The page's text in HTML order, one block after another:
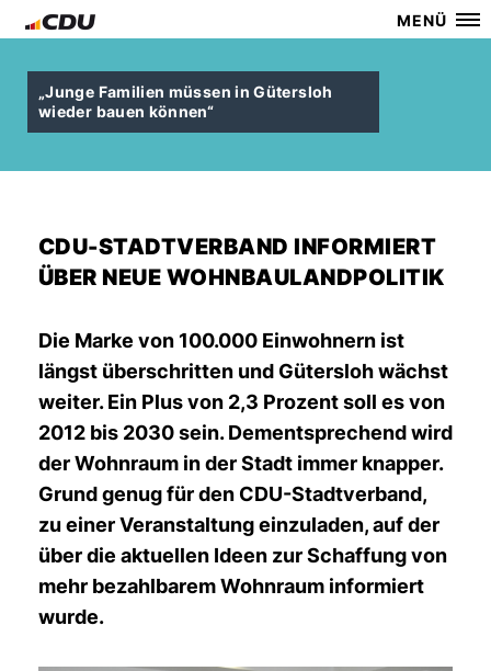
MENÜ
Junge Familien müssen in Gütersloh
wieder bauen können“
CDU-STADTVERBAND INFORMIERT
ÜBER NEUE WOHNBAULANDPOLITIK
Die Marke von 100.000 Einwohnern ist
längst überschritten und Gütersloh wächst
weiter. Ein Plus von 2,3 Prozent soll es von
2012 bis 2030 sein. Dementsprechend wird
der Wohnraum in der Stadt immer knapper.
Grund genug für den CDU-Stadtverband,
zu einer Veranstaltung einzuladen, auf der
über die aktuellen Ideen zur Schaffung von
mehr bezahlbarem Wohnraum informiert
wurde.